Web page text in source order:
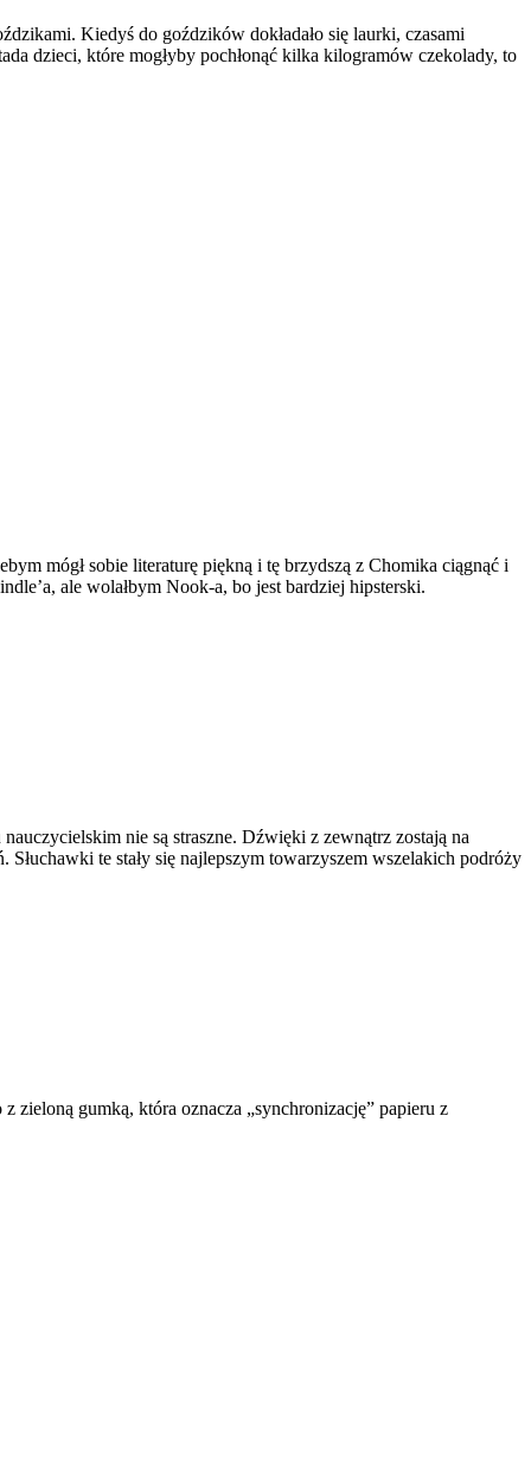
Kiedyś do goździków dokładało się laurki, czasami
dzieci, które mogłyby pochłonąć kilka kilogramów czekolady, to
mógł sobie literaturę piękną i tę brzydszą z Chomika ciągnąć i
ale wolałbym Nook-a, bo jest bardziej hipsterski.
nie są straszne. Dźwięki z zewnątrz zostają na
te stały się najlepszym towarzyszem wszelakich podróży
zieloną gumką, która oznacza „synchronizację” papieru z